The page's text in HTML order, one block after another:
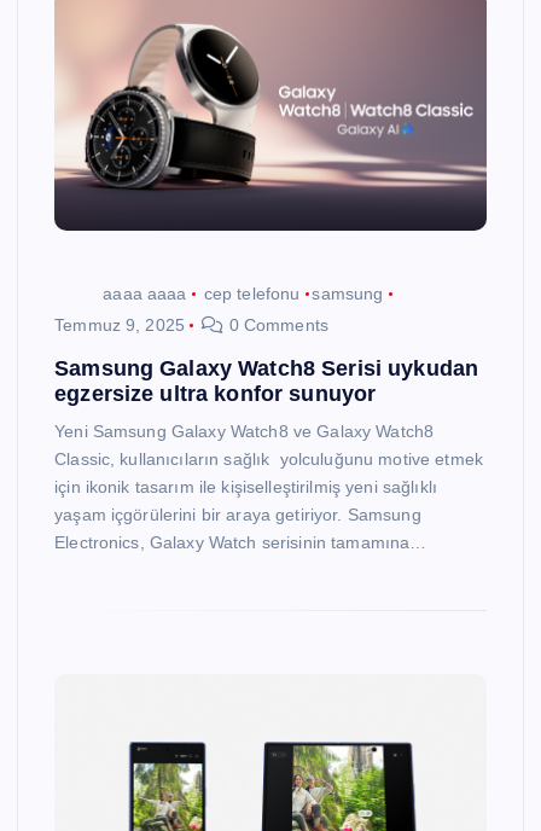
aaaa aaaa cep telefonu
samsung
Temmuz 9, 2025
0 Comments
Samsung Galaxy Watch8 Serisi uykudan
egzersize ultra konfor sunuyor
Yeni Samsung Galaxy Watch8 ve Galaxy Watch8
Classic, kullanıcıların sağlık yolculuğunu motive etmek
için ikonik tasarım ile kişiselleştirilmiş yeni sağlıklı
yaşam içgörülerini bir araya getiriyor. Samsung
Electronics, Galaxy Watch serisinin tamamına…